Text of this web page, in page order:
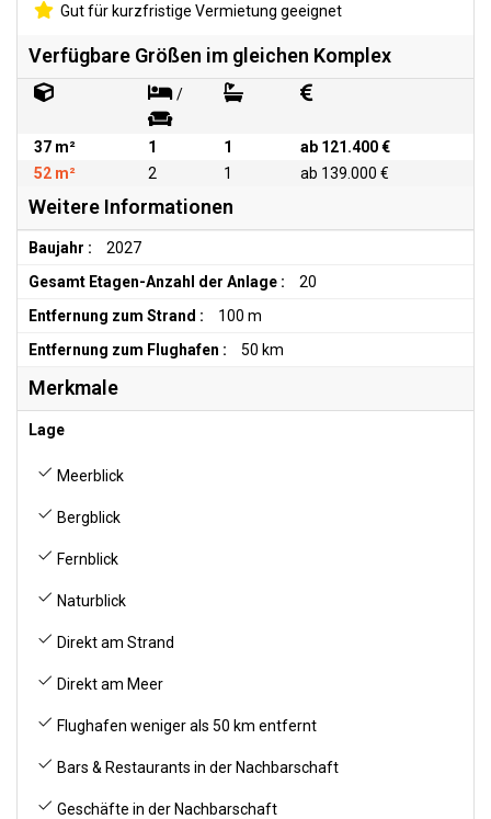
Gut für kurzfristige Vermietung geeignet
Verfügbare Größen im gleichen Komplex
/
37 m² 1 1
ab 121.400 €
52 m²
2 1 ab 139.000 €
Weitere Informationen
Baujahr :
2027
Gesamt Etagen-Anzahl der Anlage :
20
Entfernung zum Strand :
100 m
Entfernung zum Flughafen :
50 km
Merkmale
Lage
Meerblick
Bergblick
Fernblick
Naturblick
Direkt am Strand
Direkt am Meer
Flughafen weniger als 50 km entfernt
Bars & Restaurants in der Nachbarschaft
Geschäfte in der Nachbarschaft